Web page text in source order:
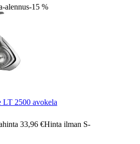
alennus-15 %
LT 2500 avokela
33,96 €Hinta ilman S-